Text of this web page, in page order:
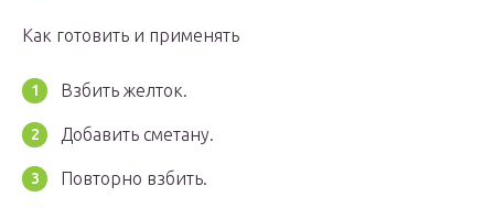
Как готовить и применять
Взбить желток.
Добавить сметану.
Повторно взбить.